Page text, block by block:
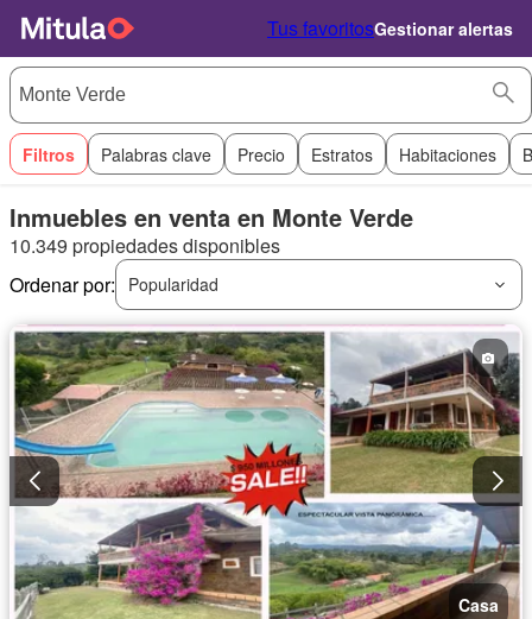
Tus favoritosGestionar alertas
Filtros Palabras clave Precio Estratos Habitaciones
Inmuebles en venta en Monte Verde
10.349 propiedades disponibles
Ordenar por:
Popularidad
Casa